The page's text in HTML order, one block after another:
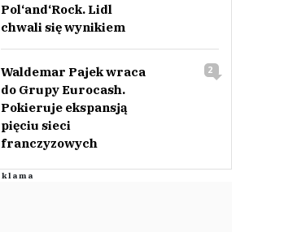
Pol‘and‘Rock. Lidl
chwali się wynikiem
Waldemar Pajek wraca
do Grupy Eurocash.
Pokieruje ekspansją
pięciu sieci
franczyzowych
2